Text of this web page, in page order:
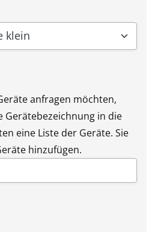
klein
anfragen möchten,
Gerätebezeichnung in die
eine Liste der Geräte. Sie
hinzufügen.